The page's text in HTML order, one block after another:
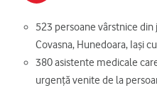
523 persoane vârstnice
Covasna, Hunedoara, Iași
380 asistente medicale
urgență venite de la